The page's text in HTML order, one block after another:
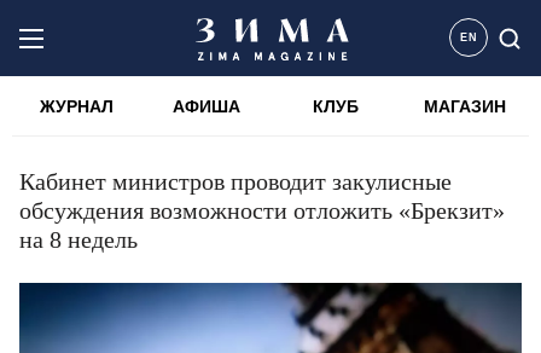
EN
ЖУРНАЛ АФИША КЛУБ МАГАЗИН
Кабинет министров проводит закулисные
обсуждения возможности отложить «Брекзит»
на 8 недель